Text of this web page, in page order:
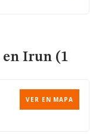
en Irun (1
VER EN MAPA